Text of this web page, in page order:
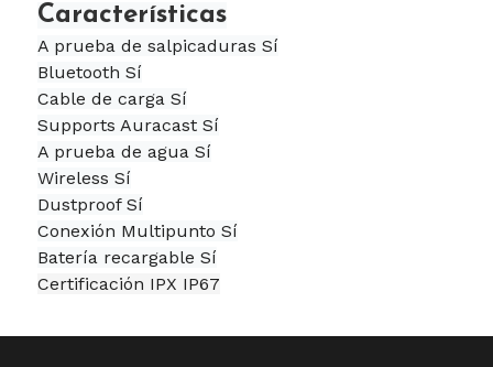
Características
A prueba de salpicaduras Sí
Bluetooth Sí
Cable de carga Sí
Supports Auracast Sí
A prueba de agua Sí
Wireless Sí
Dustproof Sí
Conexión Multipunto Sí
Batería recargable Sí
Certificación IPX IP67